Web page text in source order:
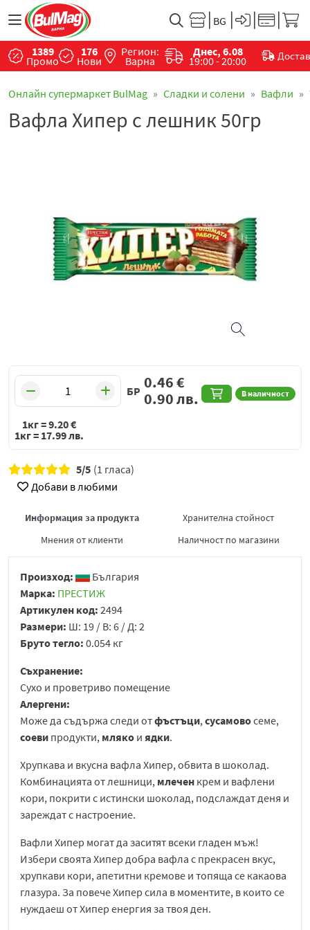
1389
Промо
176
Нови
Регион:
Варна
Днес, 6.08
19:00 - 20:00
Онлайн супермаркет BulMag Сладки и солени Вафли
Вафла Хипер с лешник 50гр
БР В наличност
0.46€
0.90лв.
1кг =9.20€
1кг = 17.99лв.
5/5 (1 гласа)
Добави в любими
Информация за продукта
Хранителна стойност
Мнения от клиенти
Наличност по магазини
Произход:
България
Марка: ПРЕСТИЖ
Артикулен код: 2494
Размери: Ш: 19 / В: 6 / Д: 2
Бруто тегло: 0.054 кг
Съхранение:
Сухо и проветриво помещение
Алергени:
Може да съдържа следи отфъстъци,сусамовосеме,
соеви продукти, мляко и ядки.
Хрупкава и вкусна вафла Хипер, обвита в шоколад.
Комбинацията от лешници, млечен крем и вафлени
кори, покрити с истински шоколад, подслаждат деня и
зареждат с настроение.
Вафли Хипер могат да заситят всеки гладен мъж!
Избери своята Хипер добра вафла с прекрасен вкус,
хрупкави кори, апетитни кремове и топяща се какаова
глазура. За повече Хипер сила в моментите, в които се
нуждаеш от Хипер енергия за твоя ден.